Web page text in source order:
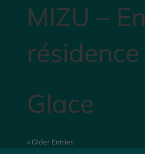
MIZU – En
résidence
Glace
« Older Entries